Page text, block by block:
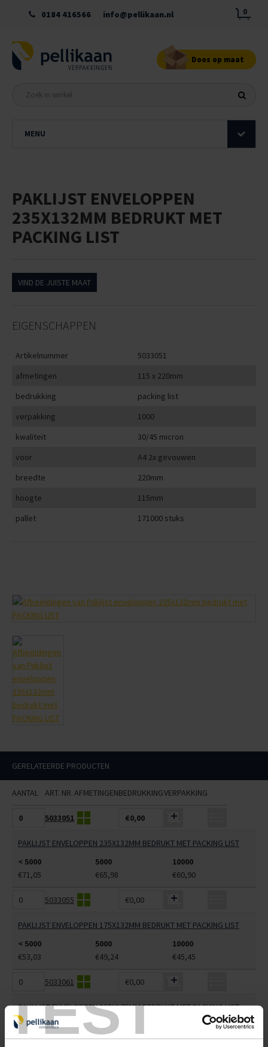
TEST
0184 416566 info@pellikaan.nl 0
Doos op maat
MENU
PAKLIJST ENVELOPPEN
235X132MM BEDRUKT MET
PACKING LIST
VIND DE JUISTE MAAT
EIGENSCHAPPEN
Artikelnummer
5033051
afmetingen
115 x 220mm
bedrukking
packing list
verpakking
1000
kwaliteit
30/45 micron
voor
A4 2x gevouwen
breedte
220mm
hoogte
115mm
pallet
171000 stuks
GERELATEERDE PRODUCTEN
AANTAL ART. NR.AFMETINGENBEDRUKKINGVERPAKKING
5033051 €0,00
PAKLIJST ENVELOPPEN 235X132MM BEDRUKT MET PACKING LIST
< 5000
5000
10000
€71,05
€65,98 €60,90
5033055 €0,00
PAKLIJST ENVELOPPEN 175X132MM BEDRUKT MET PACKING LIST
< 5000
5000
10000
€53,03
€49,24 €45,45
5033061 €0,00
PAKLIJST ENVELOPPEN 235X175MM BEDRUKT MET PACKING LIST
< 5000
5000
€92,58
€85,96 €79,35